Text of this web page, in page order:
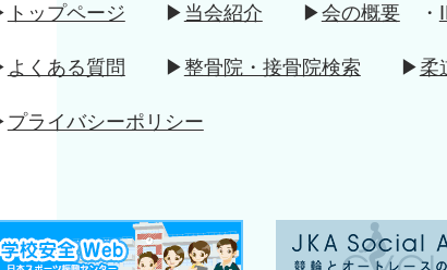
トップページ ▶当会紹介 ▶会の概要・
よくある質問 ▶整骨院・接骨院検索​ ▶柔
プライバシーポリシー